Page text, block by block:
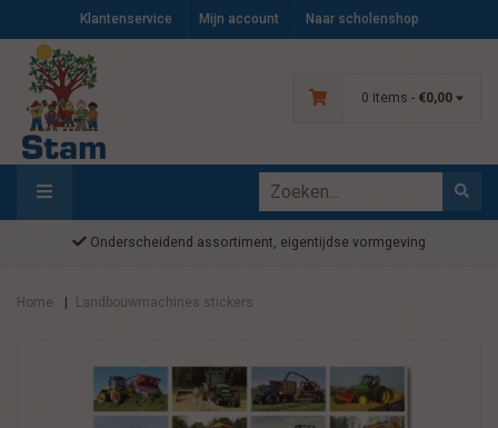
Klantenservice Mijn account Naar scholenshop
0 items - €0,00
Onderscheidend assortiment, eigentijdse vormgeving
Home Landbouwmachines stickers